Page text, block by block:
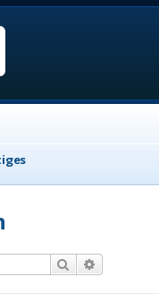
Suche